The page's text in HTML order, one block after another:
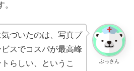
ぶっさん
づいたのは、写真プ
スでコスパが最高峰
らしい、というこ